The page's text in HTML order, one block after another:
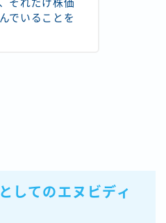
それだけ株価
でいることを
してのエヌビディ